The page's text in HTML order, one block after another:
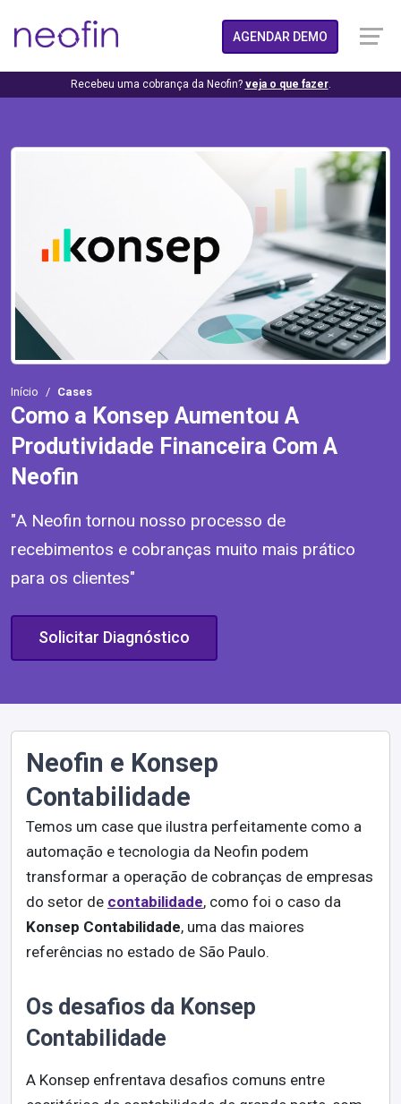
AGENDAR DEMO
Recebeu uma cobrança da Neofin? veja o que fazer.
Início Cases
Como a Konsep Aumentou A
Produtividade Financeira Com A
Neofin
"A Neofin tornou nosso processo de
recebimentos e cobranças muito mais prático
para os clientes"
Solicitar Diagnóstico
Neofin e Konsep
Contabilidade
Temos um case que ilustra perfeitamente como a
automação e tecnologia da Neofin podem
transformar a operação de cobranças de empresas
do setor de contabilidade, como foi o caso da
Konsep Contabilidade, uma das maiores
referências no estado de São Paulo.
Os desafios da Konsep
Contabilidade
A Konsep enfrentava desafios comuns entre